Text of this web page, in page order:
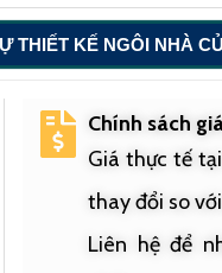
THIẾT KẾ NGÔI NHÀ
Chính sách
Giá thực tế
thay đổi so
Liên hệ để